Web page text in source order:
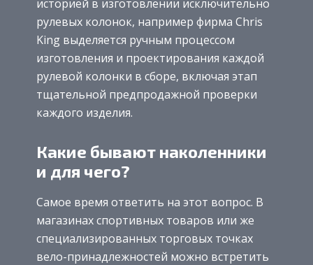
историей в изготовлении исключительно
рулевых колонок, например фирма Chris
King выделяется ручным процессом
изготовления и проектирования каждой
рулевой колонки в сборе, включая этап
тщательной предпродажной проверки
каждого изделия.
Какие бывают наколенники
и для чего?
Самое время ответить на этот вопрос. В
магазинах спортивных товаров или же
специализированных торговых точках
вело-принадлежностей можно встретить